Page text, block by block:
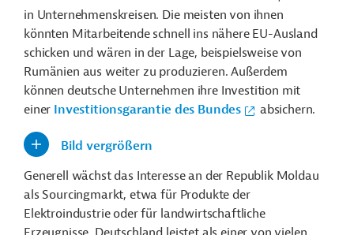
in Unternehmenskreisen. Die meisten von ihnen
könnten Mitarbeitende schnell ins nähere EU-Ausland
schicken und wären in der Lage, beispielsweise von
Rumänien aus weiter zu produzieren. Außerdem
können deutsche Unternehmen ihre Investition mit
einer Investitionsgarantie des Bundes absichern.
Bild vergrößern
Generell wächst das Interesse an der Republik Moldau
als Sourcingmarkt, etwa für Produkte der
Elektroindustrie oder für landwirtschaftliche